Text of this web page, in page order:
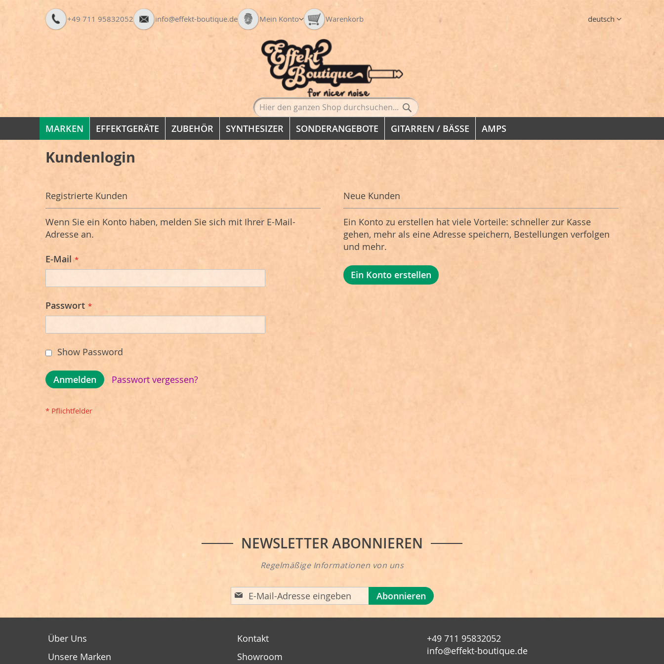
Direkt
zum
Inhalt
+49 711 95832052 info@effekt-boutique.de Mein KontoVeränderung
Warenkorb Sprache
deutsch
Suche Suche
MARKEN EFFEKTGERÄTE ZUBEHÖR SYNTHESIZER SONDERANGEBOTE GITARREN / BÄSSE AMPS
Kundenlogin
Registrierte Kunden
Wenn Sie ein Konto haben, melden Sie sich mit Ihrer E-Mail-
Adresse an.
E-Mail
Passwort
Show Password
Anmelden Passwort vergessen?
Neue Kunden
Ein Konto zu erstellen hat viele Vorteile: schneller zur Kasse
gehen, mehr als eine Adresse speichern, Bestellungen verfolgen
und mehr.
Ein Konto erstellen
NEWSLETTER ABONNIEREN
Regelmäßige Informationen von uns
A
n
m
Abonnieren
Über Uns
Unsere Marken
Kontakt
Showroom
+49 711 95832052
info@effekt-boutique.de